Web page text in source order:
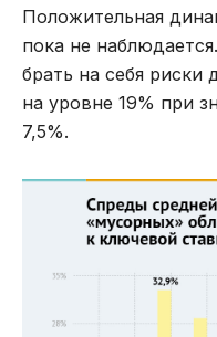
Положительная
пока не
брать на себя риски
на уровне 19% при
7,5%.